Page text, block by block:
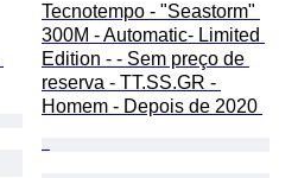
Tecnotempo - "Seastorm"
300M - Automatic- Limited
Edition - - Sem preço de
reserva - TT.SS.GR -
Homem - Depois de 2020